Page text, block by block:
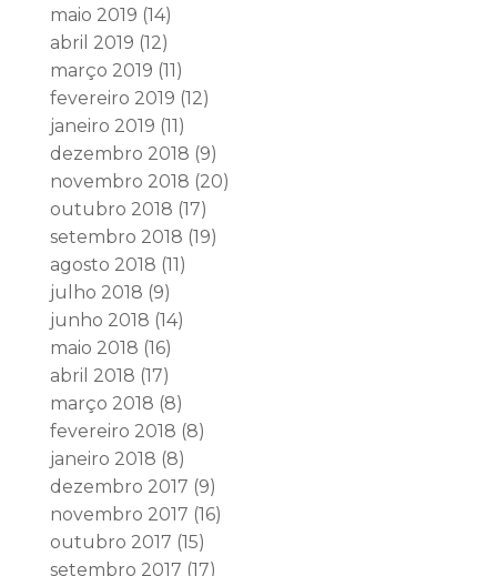
maio 2019 (14)
abril 2019 (12)
março 2019 (11)
fevereiro 2019 (12)
janeiro 2019 (11)
dezembro 2018 (9)
novembro 2018 (20)
outubro 2018 (17)
setembro 2018 (19)
agosto 2018 (11)
julho 2018 (9)
junho 2018 (14)
maio 2018 (16)
abril 2018 (17)
março 2018 (8)
fevereiro 2018 (8)
janeiro 2018 (8)
dezembro 2017 (9)
novembro 2017 (16)
outubro 2017 (15)
setembro 2017 (17)